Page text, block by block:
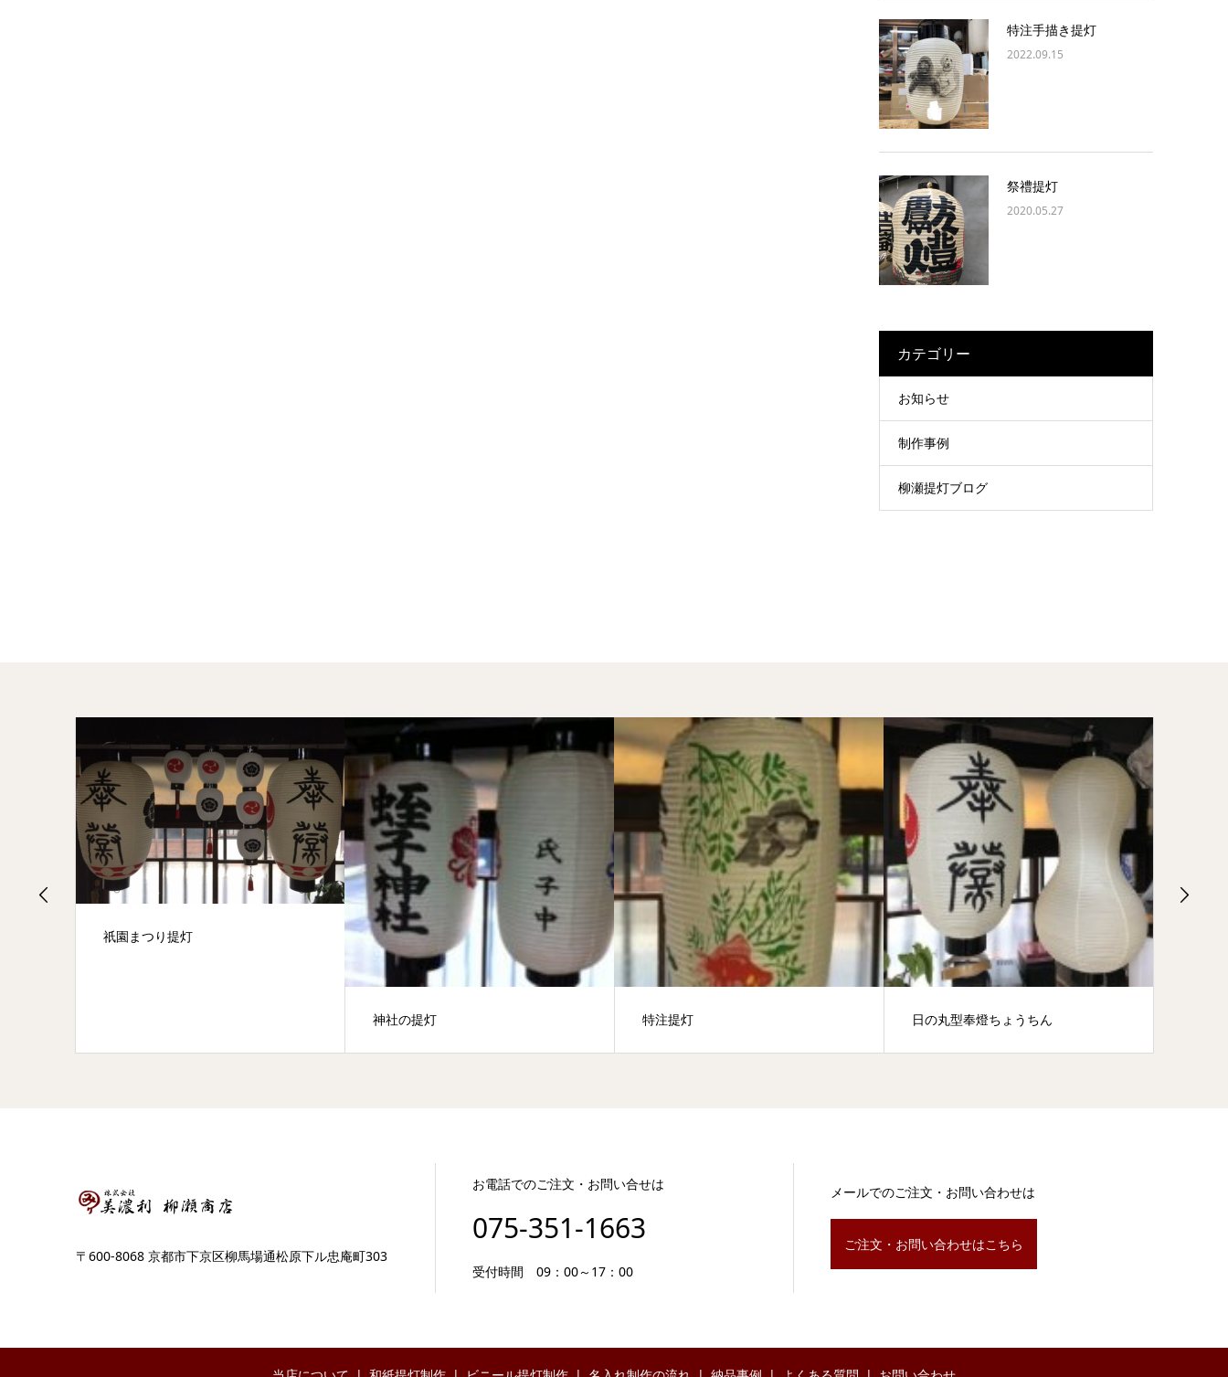
特注手描き提灯
2022.09.15
祭禮提灯
2020.05.27
カテゴリー
お知らせ
制作事例
柳瀬提灯ブログ
祇園まつり提灯
神社の提灯 特注提灯 日の丸型奉燈ちょうちん
〒600-8068 京都市下京区柳馬場通松原下ル忠庵町303
お電話でのご注文・お問い合せは
075-351-1663
受付時間 09：00～17：00
メールでのご注文・お問い合わせは
ご注文・お問い合わせはこちら